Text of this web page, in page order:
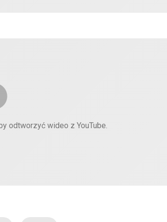
odtworzyć wideo z YouTube.